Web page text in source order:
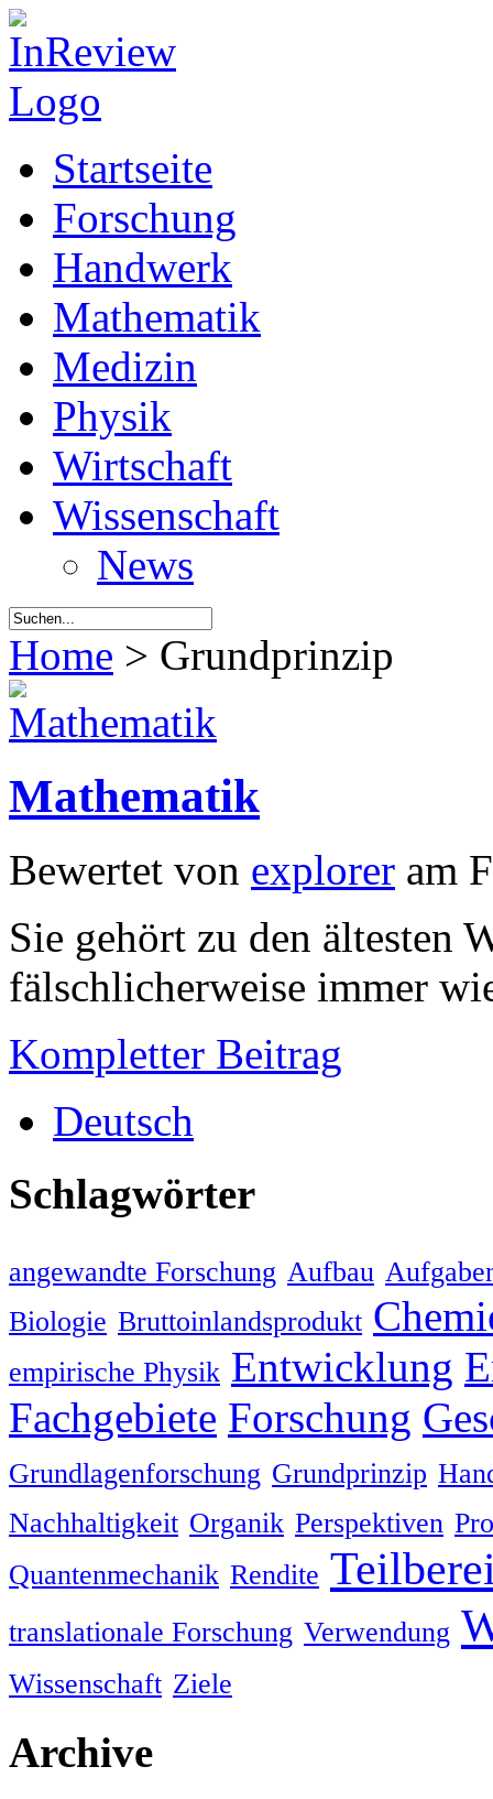
Startseite
Forschung
Handwerk
Mathematik
Medizin
Physik
Wirtschaft
Wissenschaft
News
Home > Grundprinzip
Mathematik
Bewertet von explorer am
Sie gehört zu den ältesten
fälschlicherweise immer
Kompletter Beitrag
Deutsch
Schlagwörter
angewandte Forschung Aufbau
Biologie Bruttoinlandsprodukt
empirische Physik Entwicklung
Fachgebiete Forschung
Grundlagenforschung Grundprinzip
Nachhaltigkeit Organik Perspektiven
Quantenmechanik Rendite
translationale Forschung Verwendung
Wissenschaft Ziele
Archive